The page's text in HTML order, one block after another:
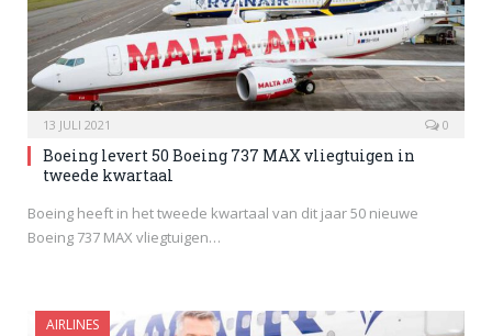
13 JULI 2021 0
Boeing levert 50 Boeing 737 MAX vliegtuigen in
tweede kwartaal
Boeing heeft in het tweede kwartaal van dit jaar 50 nieuwe
Boeing 737 MAX vliegtuigen…
AIRLINES